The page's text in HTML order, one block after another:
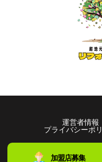
運営者情報
プライバシーポ
加盟店募集